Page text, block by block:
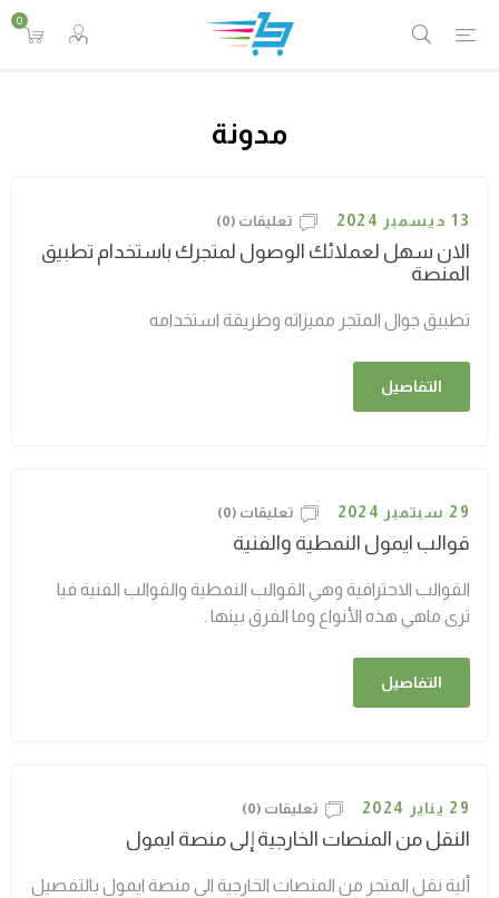
0
مدونة
13 ديسمبر 2024 تعليقات (0)
الان سهل لعملائك الوصول لمتجرك باستخدام تطبيق
المنصة
تطبيق جوال المتجر مميزاته وطريقة استخدامه
التفاصيل
29 سبتمبر 2024 تعليقات (0)
قوالب ايمول النمطية والفنية
القوالب الاحترافية وهي القوالب النمطية والقوالب الفنية فيا
ترى ماهي هذه الأنواع وما الفرق بينها .
التفاصيل
29 يناير 2024 تعليقات (0)
النقل من المنصات الخارجية إلى منصة ايمول
ألية نقل المتجر من المنصات الخارجية الى منصة ايمول بالتفصيل